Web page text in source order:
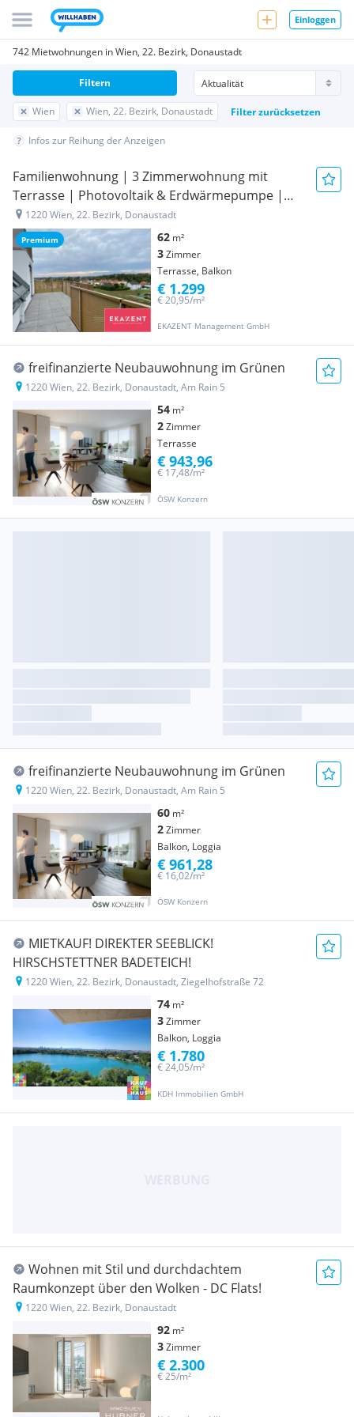
Einloggen
742 Mietwohnungen in Wien, 22. Bezirk, Donaustadt
Wien Wien, 22. Bezirk, Donaustadt Filter zurücksetzen
Filtern
Infos zur Reihung der Anzeigen
Premium
Familienwohnung | 3 Zimmerwohnung mit
Terrasse | Photovoltaik & Erdwärmepumpe |
Nachhaltiges Wohnen | Top 75
1220 Wien, 22. Bezirk, Donaustadt
62 m²
3Zimmer
Terrasse, Balkon
EKAZENT Management GmbH
€ 20,95/m²
€ 1.299
freifinanzierte Neubauwohnung im Grünen
1220 Wien, 22. Bezirk, Donaustadt, Am Rain 5
54 m²
2Zimmer
Terrasse
ÖSW Konzern
€ 17,48/m²
€ 943,96
freifinanzierte Neubauwohnung im Grünen
1220 Wien, 22. Bezirk, Donaustadt, Am Rain 5
60 m²
2Zimmer
Balkon, Loggia
ÖSW Konzern
€ 16,02/m²
€ 961,28
MIETKAUF! DIREKTER SEEBLICK!
HIRSCHSTETTNER BADETEICH!
1220 Wien, 22. Bezirk, Donaustadt, Ziegelhofstraße 72
74 m²
3Zimmer
Balkon, Loggia
KDH Immobilien GmbH
€ 24,05/m²
€ 1.780
Wohnen mit Stil und durchdachtem
Raumkonzept über den Wolken - DC Flats!
1220 Wien, 22. Bezirk, Donaustadt
92 m²
3Zimmer
€ 25/m²
€ 2.300